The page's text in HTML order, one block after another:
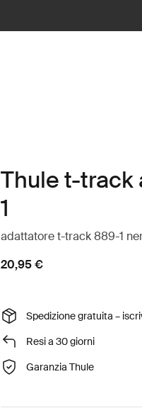
Thule t-
1
adattatore t-track 889-1
20,95 €
Spedizione gratuita –
Resi a 30 giorni
Garanzia Thule